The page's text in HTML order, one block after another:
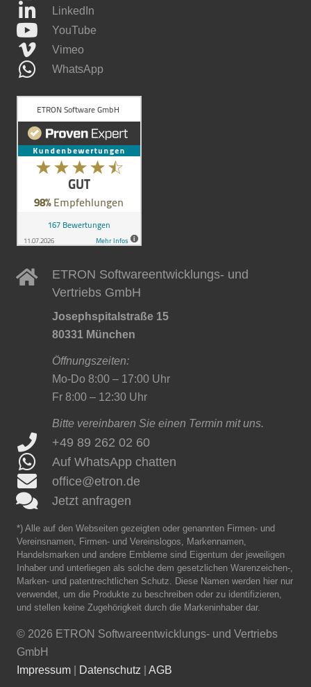
LinkedIn
YouTube
Vimeo
WhatsApp
ETRON Softwareentwicklungs- und
Vertriebs GmbH
Josephspitalstraße 15
80331 München
Öffnungszeiten:
Mo-Do 8:00 – 17:00 Uhr
Fr 8:00 – 12:30 Uhr
Bitte vereinbaren Sie einen Termin mit uns.
+49 89 262 02 60
Auf WhatsApp chatten
office@etron.de
Jetzt anfragen
*) Alle auf den Webseiten gezeigten oder genannten Firmen- und
Vereinsnamen, Firmen- und Vereinslogos, Markennamen,
Handelsmarken und andere Embleme sind Eigentum der jeweiligen
Inhaber und unterliegen als solche dem gesetzlichen Warenzeichen-,
Marken- und patentrechtlichen Schutz. Diese Namen werden hier nur
verwendet, um die Produkte zu beschreiben oder zu identifizieren,
und stellen keine Zugehörigkeit durch die Markeninhaber dar.
© 2026 ETRON Softwareentwicklungs- und Vertriebs
GmbH
Impressum
Datenschutz AGB